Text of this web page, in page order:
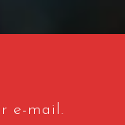
e-mail.